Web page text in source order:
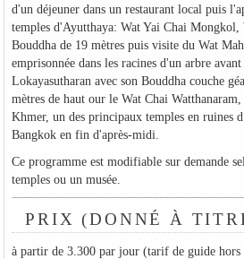
d'un déjeuner dans un restaurant local puis
temples d'Ayutthaya: Wat Yai Chai Mongkol,
Bouddha de 19 mètres puis visite du Wat
emprisonnée dans les racines d'un arbre
Lokayasutharan avec son Bouddha couche
mètres de haut our le Wat Chai
Khmer, un des principaux temples en ruines
Bangkok en fin d'après-midi.
Ce programme est modifiable sur demande
temples ou un musée.
PRIX (DONNÉ À
à partir de 3.300 par jour (tarif de guide hors